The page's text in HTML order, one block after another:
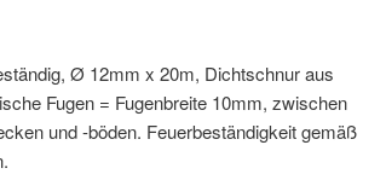
Ø 12mm x 20m, Dichtschnur aus
Fugen = Fugenbreite 10mm, zwischen
und -böden. Feuerbeständigkeit gemäß